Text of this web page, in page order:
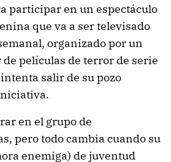
participar en un espectáculo
que va a ser televisado
organizado por un
películas de terror de serie
salir de su pozo
en el grupo de
pero todo cambia cuando su
enemiga) de juventud